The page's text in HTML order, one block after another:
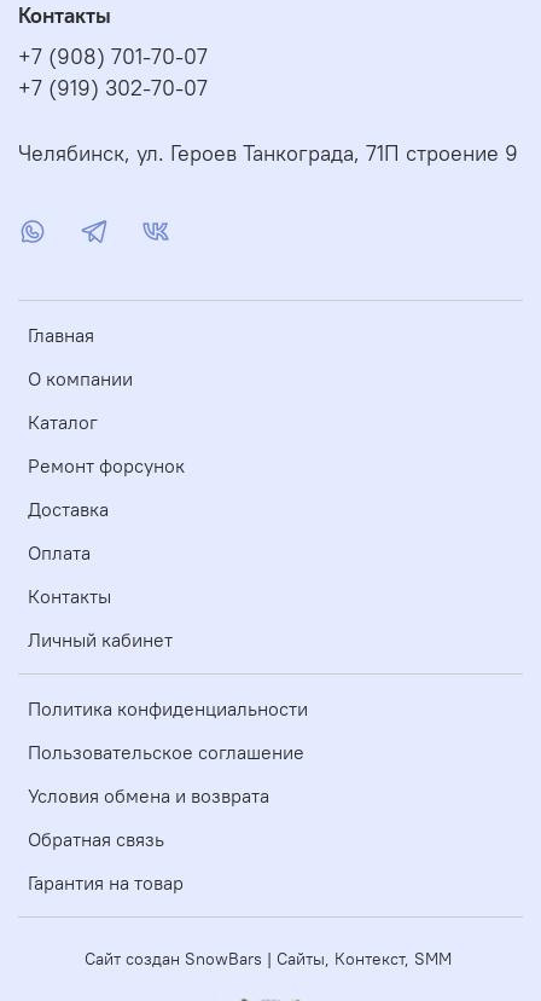
Главная
О компании
Каталог
Ремонт форсунок
Доставка
Оплата
Контакты
Личный кабинет
Политика конфиденциальности
Пользовательское соглашение
Условия обмена и возврата
Обратная связь
Гарантия на товар
Контакты
+7 (908) 701-70-07
+7 (919) 302-70-07
Челябинск, ул. Героев Танкограда, 71П строение 9
Сайт создан SnowBars | Сайты, Контекст, SMM